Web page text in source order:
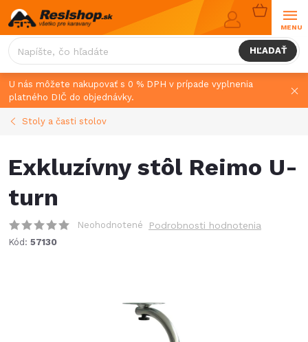
Prejsť
na
obsah
HĽADAŤ
KOŠÍK
U nás môžete nakupovať s 0 % DPH v prípade vyplnenia
platného DIČ do objednávky.
Stoly a časti stolov
Exkluzívny stôl Reimo U-
turn
Neohodnotené Podrobnosti hodnotenia
Kód: 57130